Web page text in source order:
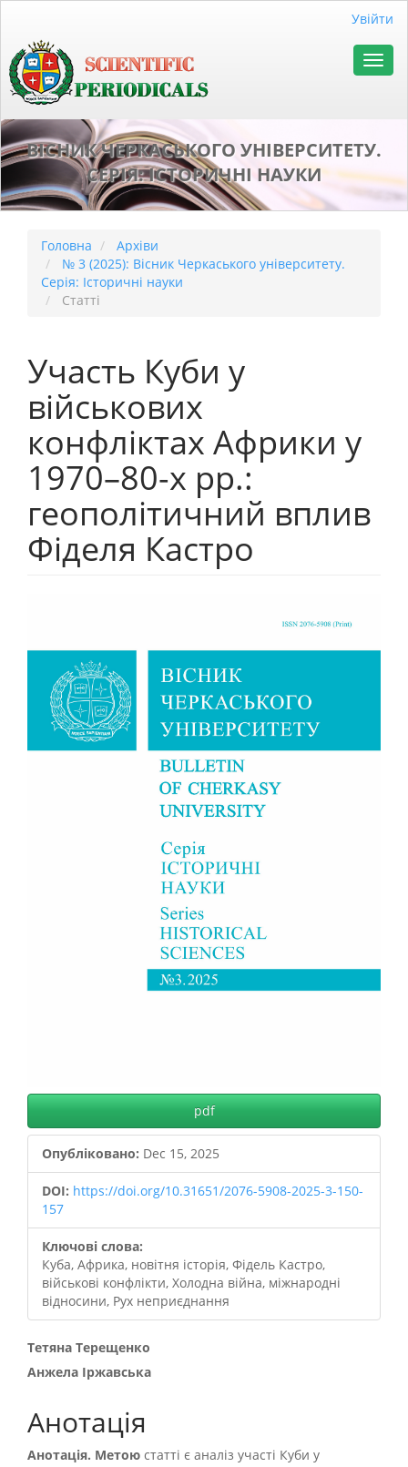
##plugins.themes.bootstrap3.accessible_menu.sidebar##
Увійти
ВІСНИК ЧЕРКАСЬКОГО УНІВЕРСИТЕТУ.
СЕРІЯ: ІСТОРИЧНІ НАУКИ
Головна
Архіви
№ 3 (2025): Вісник Черкаського університету.
Серія: Історичні науки
Статті
Участь Куби у
військових
конфліктах Африки у
1970–80-х рр.:
геополітичний вплив
Фіделя Кастро
pdf
Опубліковано: Dec 15, 2025
DOI: https://doi.org/10.31651/2076-5908-2025-3-150-
157
Ключові слова:
Куба, Африка, новітня історія, Фідель Кастро,
військові конфлікти, Холодна війна, міжнародні
відносини, Рух неприєднання
Тетяна Терещенко
Анжела Іржавська
Анотація
Анотація. Метою статті є аналіз участі Куби у